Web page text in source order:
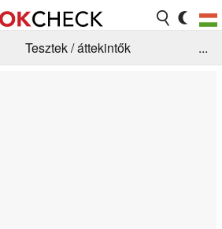
Tesztek / áttekintők
...